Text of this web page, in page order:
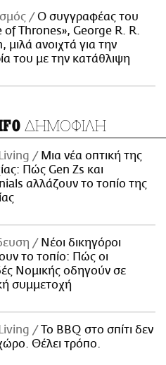
Ο συγγραφέας του
of Thrones», George R. R.
μιλά ανοιχτά για την
του με την κατάθλιψη
ΔΗΜΟΦΙΛΗ
Μια νέα οπτική της
Πώς Gen Zs και
αλλάζουν το τοπίο της
Νέοι δικηγόροι
το τοπίο: Πώς οι
Νομικής οδηγούν σε
συμμετοχή
Το BBQ στο σπίτι δεν
Θέλει τρόπο.